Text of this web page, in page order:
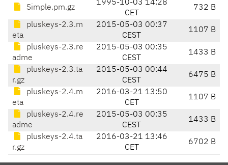
Simple.pm.gz
1995-10-03 14:28
CET
732 B
pluskeys-2.3.m
eta
2015-05-03 00:37
CEST
1107 B
pluskeys-2.3.re
adme
2015-05-03 00:35
CEST
1433 B
pluskeys-2.3.ta
r.gz
2015-05-03 00:44
CEST
6475 B
pluskeys-2.4.m
eta
2016-03-21 13:50
CET
1107 B
pluskeys-2.4.re
adme
2015-05-03 00:35
CEST
1433 B
pluskeys-2.4.ta
r.gz
2016-03-21 13:46
CET
6702 B